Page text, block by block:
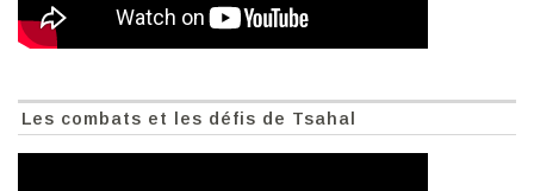
Les combats et les défis de Tsahal